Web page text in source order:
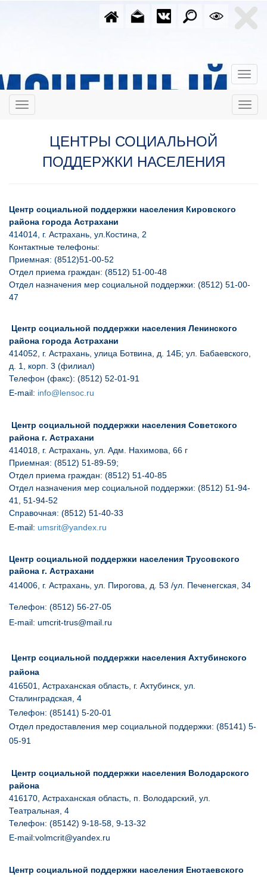
ЦЕНТРЫ СОЦИАЛЬНОЙ
ПОДДЕРЖКИ НАСЕЛЕНИЯ
Центр социальной поддержки населения Кировского
района города Астрахани
414014, г. Астрахань, ул.Костина, 2
Контактные телефоны:
Приемная: (8512)51-00-52
Отдел приема граждан: (8512) 51-00-48
Отдел назначения мер социальной поддержки: (8512) 51-00-
47
Центр социальной поддержки населения Ленинского
района города Астрахани
414052, г. Астрахань, улица Ботвина, д. 14Б; ул. Бабаевского,
д. 1, корп. 3 (филиал)
Телефон (факс): (8512) 52-01-91
E-mail: info@lensoc.ru
Центр социальной поддержки населения Советского
района г. Астрахани
414018, г. Астрахань, ул. Адм. Нахимова, 66 г
Приемная: (8512) 51-89-59;
Отдел приема граждан: (8512) 51-40-85
Отдел назначения мер социальной поддержки: (8512) 51-94-
41, 51-94-52
Справочная: (8512) 51-40-33
E-mail: umsrit@yandex.ru
Центр социальной поддержки населения Трусовского
района г. Астрахани
414006, г. Астрахань, ул. Пирогова, д. 53 /ул. Печенегская, 34
Телефон: (8512) 56-27-05
E-mail: umcrit-trus@mail.ru
Центр социальной поддержки населения Ахтубинского
района
416501, Астраханская область, г. Ахтубинск, ул.
Сталинградская, 4
Телефон: (85141) 5-20-01
Отдел предоставления мер социальной поддержки: (85141) 5-
05-91
Центр социальной поддержки населения Володарского
района
416170, Астраханская область, п. Володарский, ул.
Театральная, 4
Телефон: (85142) 9-18-58, 9-13-32
E-mail:volmcrit@yandex ru
Центр социальной поддержки населения Енотаевского